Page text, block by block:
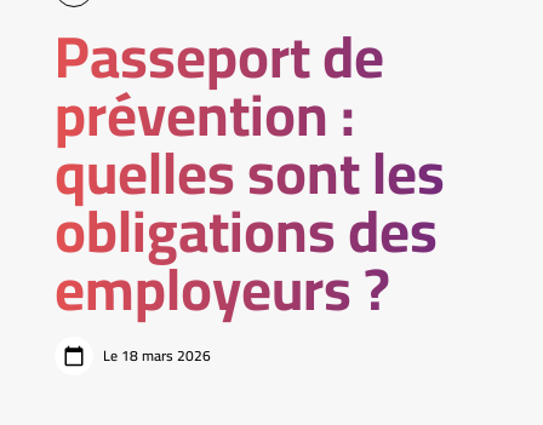
Passeport de
prévention :
quelles sont les
obligations des
employeurs ?
Le 18 mars 2026